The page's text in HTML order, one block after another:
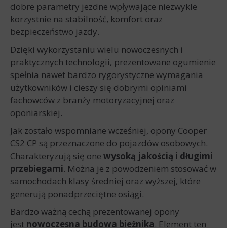
dobre parametry jezdne wpływające niezwykle
korzystnie na stabilność, komfort oraz
bezpieczeństwo jazdy.
Dzięki wykorzystaniu wielu nowoczesnych i
praktycznych technologii, prezentowane ogumienie
spełnia nawet bardzo rygorystyczne wymagania
użytkowników i cieszy się dobrymi opiniami
fachowców z branży motoryzacyjnej oraz
oponiarskiej.
Jak zostało wspomniane wcześniej, opony Cooper
CS2 CP są przeznaczone do pojazdów osobowych.
Charakteryzują się one wysoką jakością i długimi
przebiegami. Można je z powodzeniem stosować w
samochodach klasy średniej oraz wyższej, które
generują ponadprzeciętne osiągi.
Bardzo ważną cechą prezentowanej opony
jest nowoczesna budowa bieżnika. Element ten